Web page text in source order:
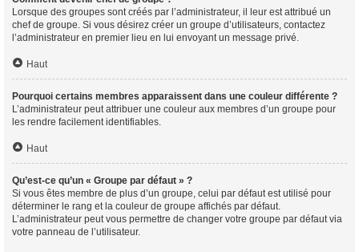
Lorsque des groupes sont créés par l’administrateur, il leur est attribué un
chef de groupe. Si vous désirez créer un groupe d’utilisateurs, contactez
l’administrateur en premier lieu en lui envoyant un message privé.
Haut
Pourquoi certains membres apparaissent dans une couleur différente ?
L’administrateur peut attribuer une couleur aux membres d’un groupe pour
les rendre facilement identifiables.
Haut
Qu’est-ce qu’un « Groupe par défaut » ?
Si vous êtes membre de plus d’un groupe, celui par défaut est utilisé pour
déterminer le rang et la couleur de groupe affichés par défaut.
L’administrateur peut vous permettre de changer votre groupe par défaut via
votre panneau de l’utilisateur.